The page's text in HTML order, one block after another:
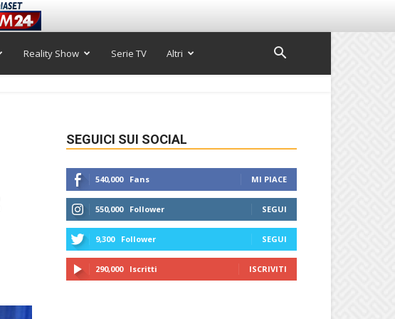
Reality Show Serie TV Altri
SEGUICI SUI SOCIAL
540,000 Fans MI PIACE
550,000 Follower SEGUI
9,300 Follower SEGUI
290,000 Iscritti ISCRIVITI